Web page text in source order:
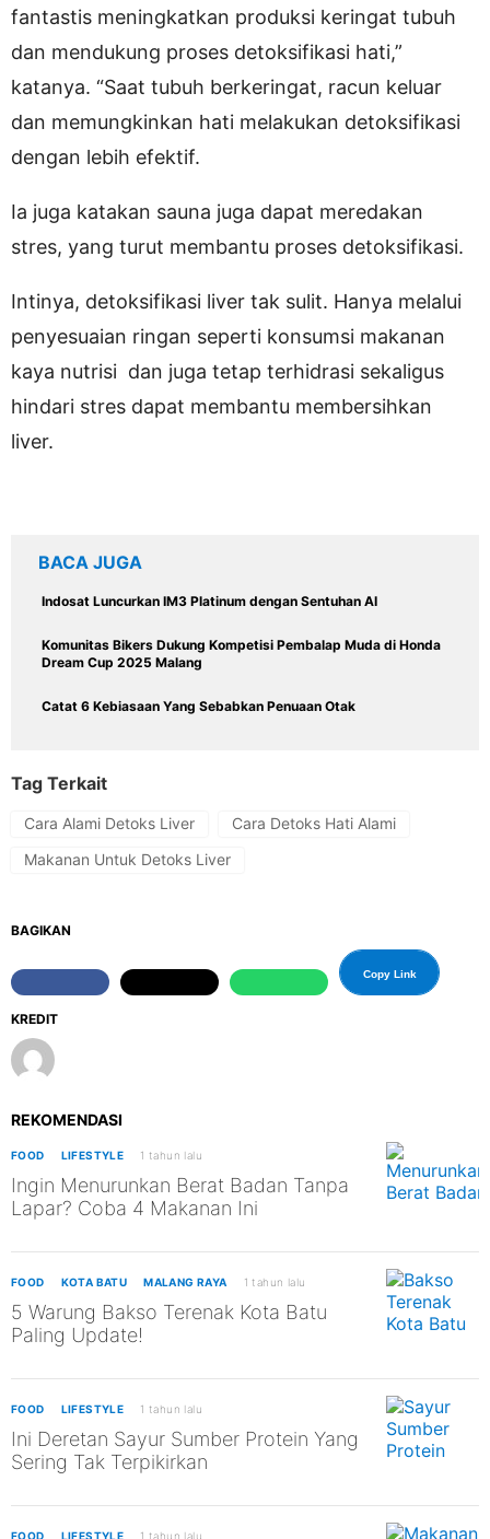
fantastis meningkatkan produksi keringat tubuh
dan mendukung proses detoksifikasi hati,”
katanya. “Saat tubuh berkeringat, racun keluar
dan memungkinkan hati melakukan detoksifikasi
dengan lebih efektif.
Ia juga katakan sauna juga dapat meredakan
stres, yang turut membantu proses detoksifikasi.
Intinya, detoksifikasi liver tak sulit. Hanya melalui
penyesuaian ringan seperti konsumsi makanan
kaya nutrisi dan juga tetap terhidrasi sekaligus
hindari stres dapat membantu membersihkan
liver.
BACA JUGA
Indosat Luncurkan IM3 Platinum dengan Sentuhan AI
Komunitas Bikers Dukung Kompetisi Pembalap Muda di Honda
Dream Cup 2025 Malang
Catat 6 Kebiasaan Yang Sebabkan Penuaan Otak
Tag Terkait
Cara Alami Detoks Liver
Cara Detoks Hati Alami
Makanan Untuk Detoks Liver
KREDIT
BAGIKAN
Copy Link
REKOMENDASI
FOOD LIFESTYLE 1 tahun lalu
Ingin Menurunkan Berat Badan Tanpa
Lapar? Coba 4 Makanan Ini
FOOD KOTA BATU MALANG RAYA 1 tahun lalu
5 Warung Bakso Terenak Kota Batu
Paling Update!
FOOD LIFESTYLE 1 tahun lalu
Ini Deretan Sayur Sumber Protein Yang
Sering Tak Terpikirkan
FOOD LIFESTYLE 1 tahun lalu